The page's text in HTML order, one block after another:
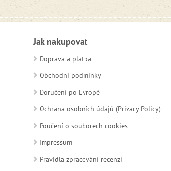
Jak nakupovat
Doprava a platba
Obchodní podmínky
Doručení po Evropě
Ochrana osobních údajů (Privacy Policy)
Poučení o souborech cookies
Impressum
Pravidla zpracování recenzí